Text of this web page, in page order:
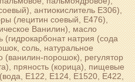
антиокислитель Е306),
(лецитин соевый, Е476),
Ванилин), масло
(гидрокарбонат натрия (сода
соль, натуральное
(ванилин-порошок), регулятор
пряность (корица), пищевые
Е122, Е124, Е1520, Е422,